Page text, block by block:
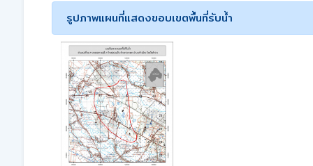
รูปภาพแผนที่แสดงขอบเขตพื้นที่รับน้ำ